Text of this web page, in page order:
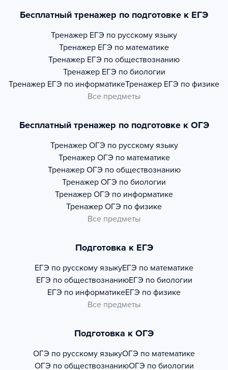
Бесплатный тренажер по подготовке к ЕГЭ
Тренажер ЕГЭ по русскому языку
Тренажер ЕГЭ по математике
Тренажер ЕГЭ по обществознанию
Тренажер ЕГЭ по биологии
Тренажер ЕГЭ по информатикеТренажер ЕГЭ по физике
Все предметы
Бесплатный тренажер по подготовке к ОГЭ
Тренажер ОГЭ по русскому языку
Тренажер ОГЭ по математике
Тренажер ОГЭ по обществознанию
Тренажер ОГЭ по биологии
Тренажер ОГЭ по информатике
Тренажер ОГЭ по физике
Все предметы
Подготовка к ЕГЭ
ЕГЭ по русскому языкуЕГЭ по математике
ЕГЭ по обществознаниюЕГЭ по биологии
ЕГЭ по информатикеЕГЭ по физике
Все предметы
Подготовка к ОГЭ
ОГЭ по русскому языкуОГЭ по математике
ОГЭ по обществознаниюОГЭ по биологии